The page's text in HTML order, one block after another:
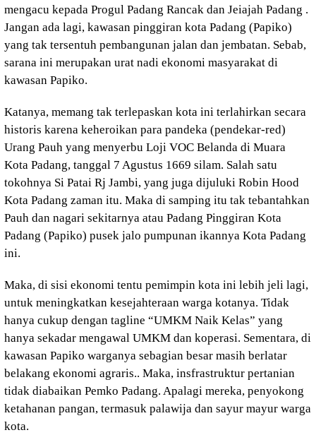
mengacu kepada Progul Padang Rancak dan Jeiajah Padang .
Jangan ada lagi, kawasan pinggiran kota Padang (Papiko)
yang tak tersentuh pembangunan jalan dan jembatan. Sebab,
sarana ini merupakan urat nadi ekonomi masyarakat di
kawasan Papiko.
Katanya, memang tak terlepaskan kota ini terlahirkan secara
historis karena keheroikan para pandeka (pendekar-red)
Urang Pauh yang menyerbu Loji VOC Belanda di Muara
Kota Padang, tanggal 7 Agustus 1669 silam. Salah satu
tokohnya Si Patai Rj Jambi, yang juga dijuluki Robin Hood
Kota Padang zaman itu. Maka di samping itu tak tebantahkan
Pauh dan nagari sekitarnya atau Padang Pinggiran Kota
Padang (Papiko) pusek jalo pumpunan ikannya Kota Padang
ini.
Maka, di sisi ekonomi tentu pemimpin kota ini lebih jeli lagi,
untuk meningkatkan kesejahteraan warga kotanya. Tidak
hanya cukup dengan tagline “UMKM Naik Kelas” yang
hanya sekadar mengawal UMKM dan koperasi. Sementara, di
kawasan Papiko warganya sebagian besar masih berlatar
belakang ekonomi agraris.. Maka, insfrastruktur pertanian
tidak diabaikan Pemko Padang. Apalagi mereka, penyokong
ketahanan pangan, termasuk palawija dan sayur mayur warga
kota.